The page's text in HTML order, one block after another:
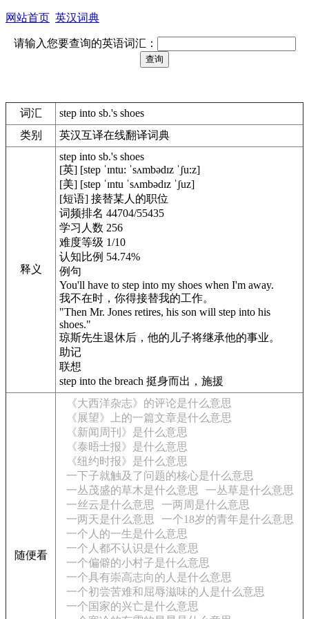
网站首页 英汉词典
请输入您要查询的英语词汇：
词汇
step into sb.'s shoes
类别
英汉互译在线翻译词典
释义
step into sb.'s shoes
[英] [step ˈɪntu: ˈsʌmbədɪz ˈʃu:z]
[美] [step ˈɪntu ˈsʌmbədɪz ˈʃuz]
[短语] 接替某人的职位
词频排名 44704/55435
学习人数 256
难度等级 1/10
认知比例 54.74%
例句
You'll have to step into my shoes when I'm away.
我不在时，你得接替我的工作。
"Then Mr. Jones retires, his son will step into his
shoes."
琼斯先生退休后，他的儿子将继承他的事业。
助记
联想
step into the breach 挺身而出，施援
随便看
《大西洋杂志》的评论是什么意思
《展望》上的一篇文章是什么意思
《新闻周刊》是什么意思
《泰晤士报》是什么意思
《纽约时报》是什么意思
一下子就触及了问题的核心是什么意思
一丛茂盛的草木是什么意思
一丛草是什么意思
一丝云是什么意思
一两周是什么意思
一两天是什么意思
一个18岁的青年是什么意思
一个人的一生是什么意思
一个人都不认识是什么意思
一个偏僻的小村子是什么意思
一个具有崇高志向的人是什么意思
一个初尝苦难和屈辱滋味的人是什么意思
一个国家的兴亡是什么意思